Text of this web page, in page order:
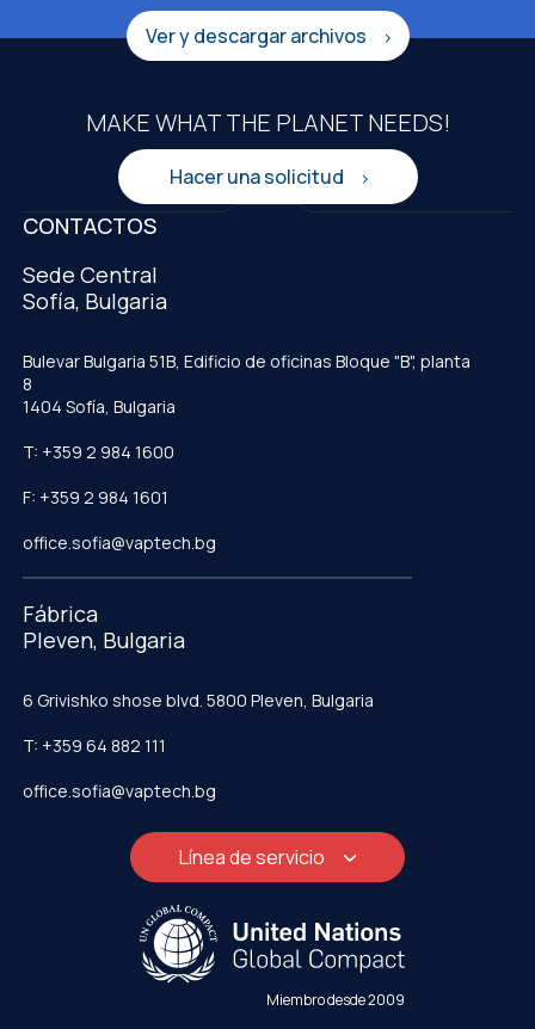
Ver y descargar archivos
MAKE WHAT THE PLANET NEEDS!
Hacer una solicitud
CONTACTOS
Sede Central
Sofía, Bulgaria
Bulevar Bulgaria 51B, Edificio de oficinas Bloque "B", planta
8
1404 Sofía, Bulgaria
T: +359 2 984 1600
F: +359 2 984 1601
office.sofia@vaptech.bg
Fábrica
Pleven, Bulgaria
6 Grivishko shose blvd. 5800 Pleven, Bulgaria
T: +359 64 882 111
office.sofia@vaptech.bg
Línea de servicio
Miembro desde 2009